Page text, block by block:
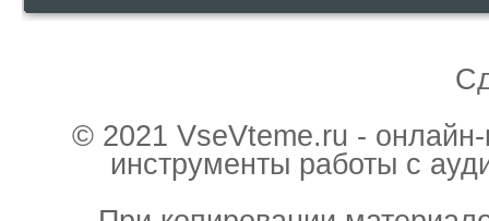
© 2021 VseVteme.ru -
инструменты работы с